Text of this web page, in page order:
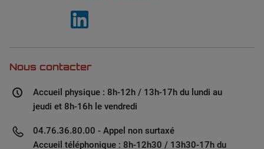
Nous contacter
Accueil physique : 8h-12h / 13h-17h du lundi au
jeudi et 8h-16h le vendredi
04.76.36.80.00 - Appel non surtaxé
Accueil téléphonique : 8h-12h30 / 13h30-17h du